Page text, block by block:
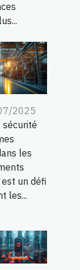
2025
sécurité
les
un défi
les...